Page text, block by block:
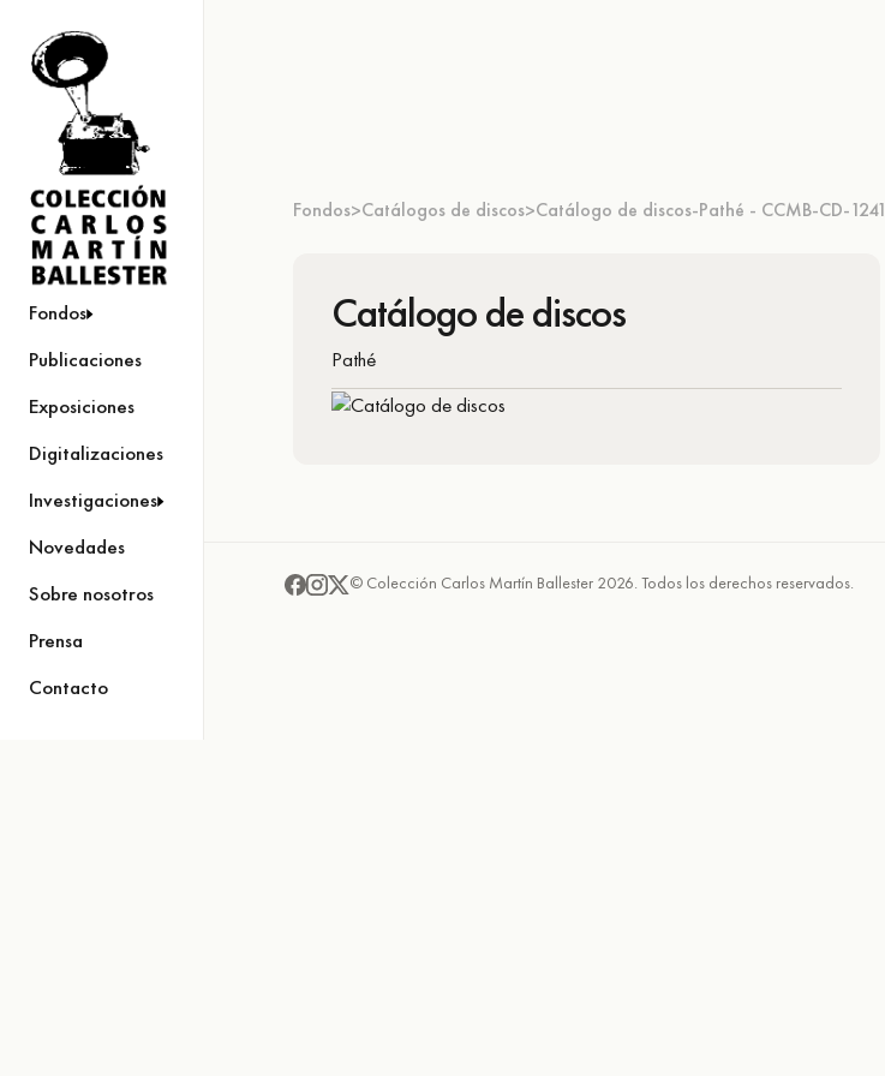
Fondos
Publicaciones
Exposiciones
Digitalizaciones
Investigaciones
Novedades
Sobre nosotros
Prensa
Contacto
Fondos>Catálogos de discos>Catálogo de discos-Pathé - CCMB-CD-1241
Catálogo de discos
Pathé
© Colección Carlos Martín Ballester 2026. Todos los derechos reservados.